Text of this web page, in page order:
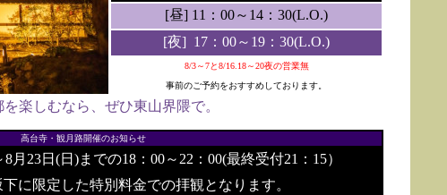
[昼] 11：00～14：30(L.O.)
[夜] 17：00～19：30(L.O.)
8/3～7と8/16.18～20夜の営業無
事前のご予約をおすすめしております。
を楽しむなら、ぜひ東山界隈で。
高台寺・観月路開催のお知らせ
月23日(日)までの18：00～22：00(最終受付21：15）
に限定した特別料金での拝観となります。